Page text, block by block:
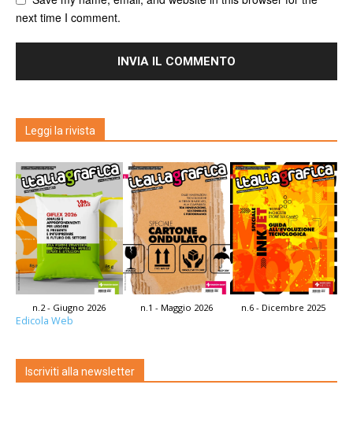
next time I comment.
Leggi la rivista
n.2 - Giugno 2026 n.1 - Maggio 2026 n.6 - Dicembre 2025
Edicola Web
Iscriviti alla newsletter